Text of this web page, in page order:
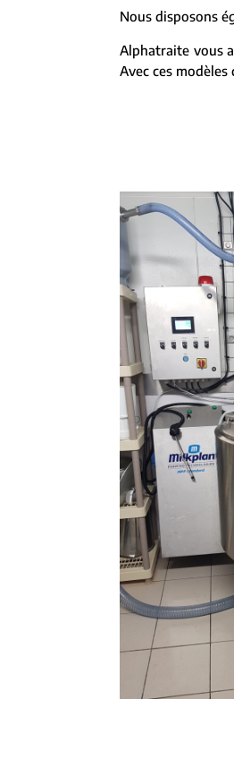
Nous disposons
Alphatraite vous
Avec ces